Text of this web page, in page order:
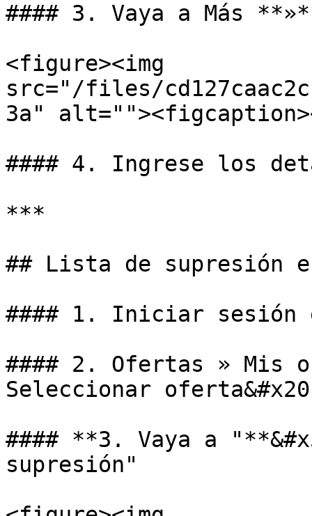
#### 3. Vaya a Más
<figure><img
src="/files/
3a"
#### 4. Ingrese los
***
## Lista de supresión
#### 1. Iniciar sesión
#### 2. Ofertas » Mis
Seleccionar
#### **3. Vaya a
supresión"